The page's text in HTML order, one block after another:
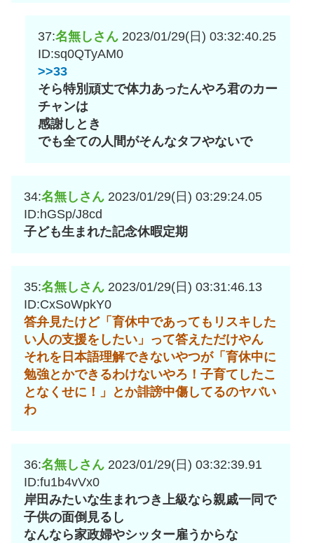
37:名無しさん 2023/01/29(日) 03:32:40.25
ID:sq0QTyAM0
>>33
そら特別頑丈で体力あったんやろ君のカー
チャンは
感謝しとき
でも全ての人間がそんなタフやないで
34:名無しさん 2023/01/29(日) 03:29:24.05
ID:hGSp/J8cd
子ども生まれた記念休暇定期
35:名無しさん 2023/01/29(日) 03:31:46.13
ID:CxSoWpkY0
答弁見たけど「育休中であってもリスキした
い人の支援をしたい」って答えただけやん
それを日本語理解できないやつが「育休中に
勉強とかできるわけないやろ！子育てしたこ
となくせに！」とか誹謗中傷してるのヤバい
わ
36:名無しさん 2023/01/29(日) 03:32:39.91
ID:fu1b4vVx0
岸田みたいな生まれつき上級なら親戚一同で
子供の面倒見るし
なんなら家政婦やシッター雇うからな